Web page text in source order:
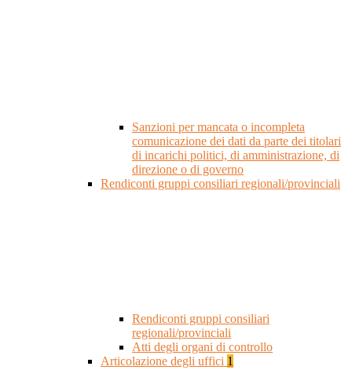
Sanzioni per mancata o incompleta
comunicazione dei dati da parte dei titolari
di incarichi politici, di amministrazione, di
direzione o di governo
Rendiconti gruppi consiliari regionali/provinciali
Rendiconti gruppi consiliari
regionali/provinciali
Atti degli organi di controllo
Articolazione degli uffici 1